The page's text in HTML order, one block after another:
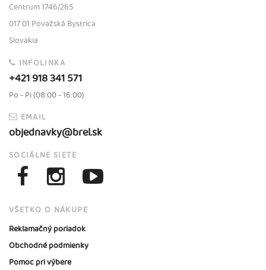
Centrum 1746/265
017 01 Považská Bystrica
Slovakia
INFOLINKA
+421 918 341 571
Po - Pi (08:00 - 16:00)
EMAIL
objednavky@brel.sk
SOCIÁLNE SIETE
VŠETKO O NÁKUPE
Reklamačný poriadok
Obchodné podmienky
Pomoc pri výbere